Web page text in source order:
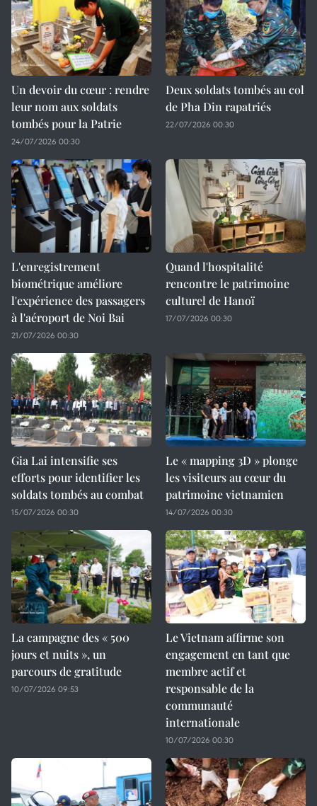
Un devoir du cœur : rendre
leur nom aux soldats
tombés pour la Patrie
24/07/2026 00:30
Deux soldats tombés au col
de Pha Din rapatriés
22/07/2026 00:30
L'enregistrement
biométrique améliore
l'expérience des passagers
à l'aéroport de Noi Bai
21/07/2026 00:30
Quand l'hospitalité
rencontre le patrimoine
culturel de Hanoï
17/07/2026 00:30
Gia Lai intensifie ses
efforts pour identifier les
soldats tombés au combat
15/07/2026 00:30
Le « mapping 3D » plonge
les visiteurs au cœur du
patrimoine vietnamien
14/07/2026 00:30
La campagne des « 500
jours et nuits », un
parcours de gratitude
10/07/2026 09:53
Le Vietnam affirme son
engagement en tant que
membre actif et
responsable de la
communauté
internationale
10/07/2026 00:30